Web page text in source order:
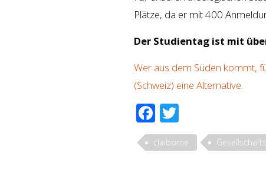
Plätze, da er mit 400
Der Studientag ist mit
Wer aus dem Süden kommt,
(Schweiz) eine Alternative.
Facebook
claiborne